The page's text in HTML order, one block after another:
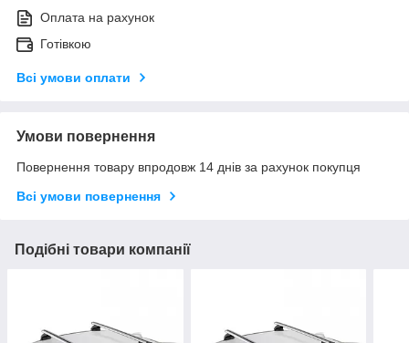
Оплата на рахунок
Готівкою
Всі умови оплати
Умови повернення
Повернення товару впродовж 14 днів за рахунок покупця
Всі умови повернення
Подібні товари компанії